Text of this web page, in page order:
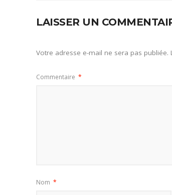
LAISSER UN
Votre adresse e-mail ne sera pas publiée.
Commentaire *
Nom *